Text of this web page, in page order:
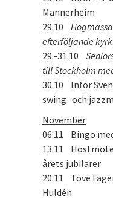
Mannerheim
29.10
efterföljande
29.-31.10
till Stockholm
30.10 Inför
swing- och
November
06.11 Bingo
13.11
årets jubilarer
20.11 Tove
Huldén